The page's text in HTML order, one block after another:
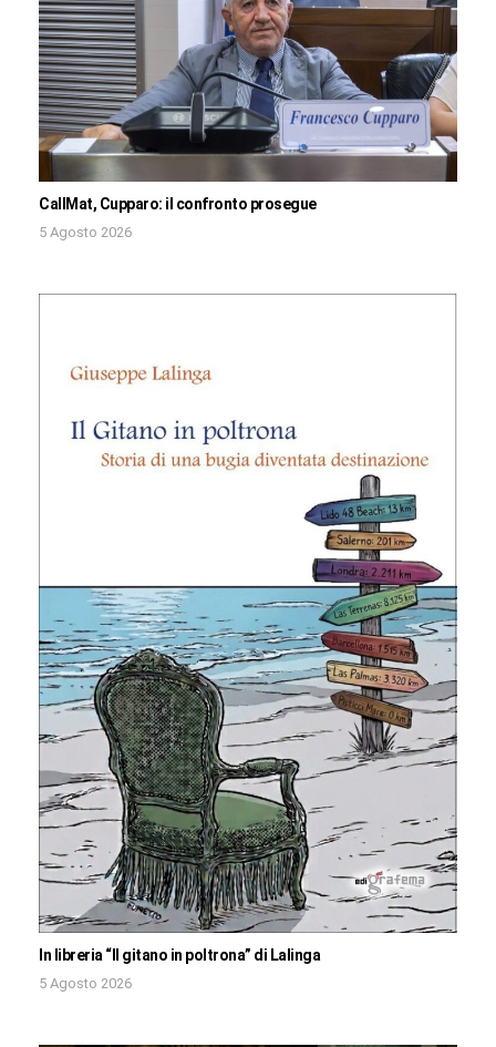
CallMat, Cupparo: il confronto prosegue
5 Agosto 2026
In libreria “Il gitano in poltrona” di Lalinga
5 Agosto 2026